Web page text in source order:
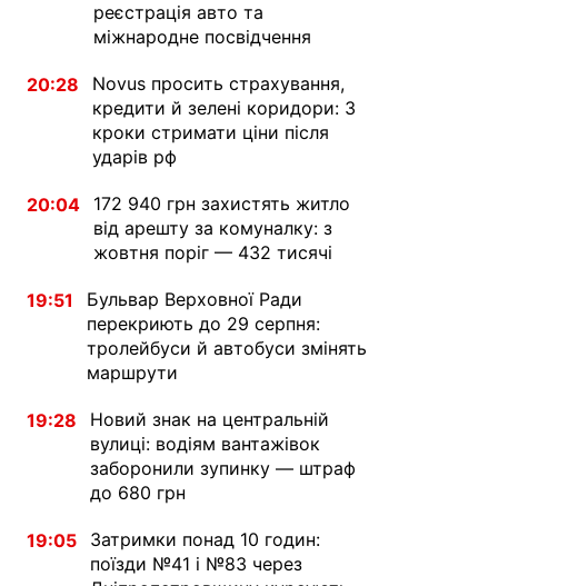
реєстрація авто та
міжнародне посвідчення
20:28
Novus просить страхування,
кредити й зелені коридори: 3
кроки стримати ціни після
ударів рф
20:04
172 940 грн захистять житло
від арешту за комуналку: з
жовтня поріг — 432 тисячі
19:51
Бульвар Верховної Ради
перекриють до 29 серпня:
тролейбуси й автобуси змінять
маршрути
19:28
Новий знак на центральній
вулиці: водіям вантажівок
заборонили зупинку — штраф
до 680 грн
19:05
Затримки понад 10 годин:
поїзди №41 і №83 через